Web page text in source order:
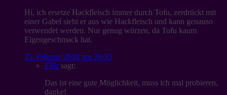
Hi, ich ersetze Hackfleisch immer durch Tofu, zerdrückt mit
einer Gabel sieht er aus wie Hackfleisch und kann genauso
verwendet werden. Nur genug würzen, da Tofu kaum
Eigengeschmack hat.
15. Februar 2018 um 20:33
Filiz sagt:
Das ist eine gute Möglichkeit, muss ich mal probieren,
danke!